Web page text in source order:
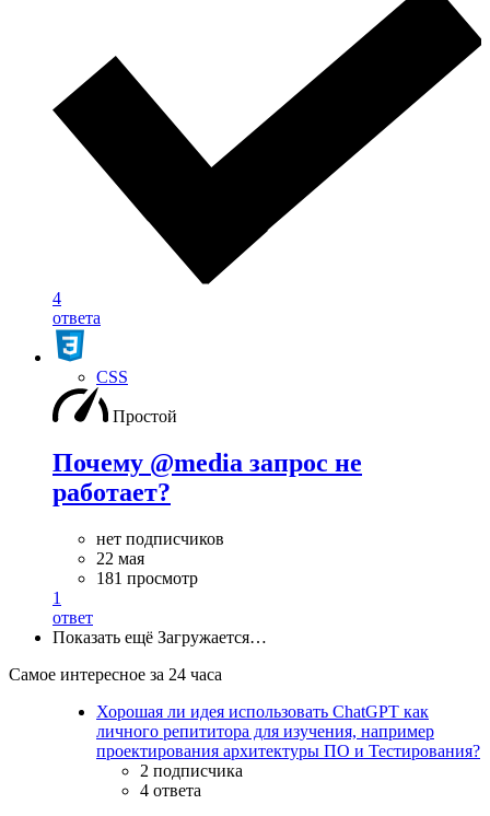
4
ответа
CSS
Простой
Почему @media запрос не
работает?
нет подписчиков
22 мая
181 просмотр
1
ответ
Показать ещё Загружается…
Самое интересное за 24 часа
Хорошая ли идея использовать ChatGPT как
личного репититора для изучения, например
проектирования архитектуры ПО и Тестирования?
2 подписчика
4 ответа